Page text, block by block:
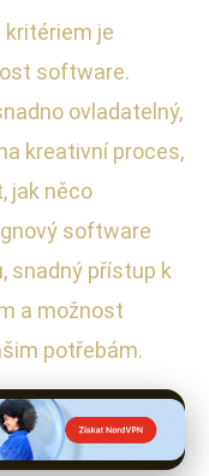
kritériem je
software.
ovladatelný,
kreativní proces,
jak něco
software
snadný přístup k
a možnost
potřebám.